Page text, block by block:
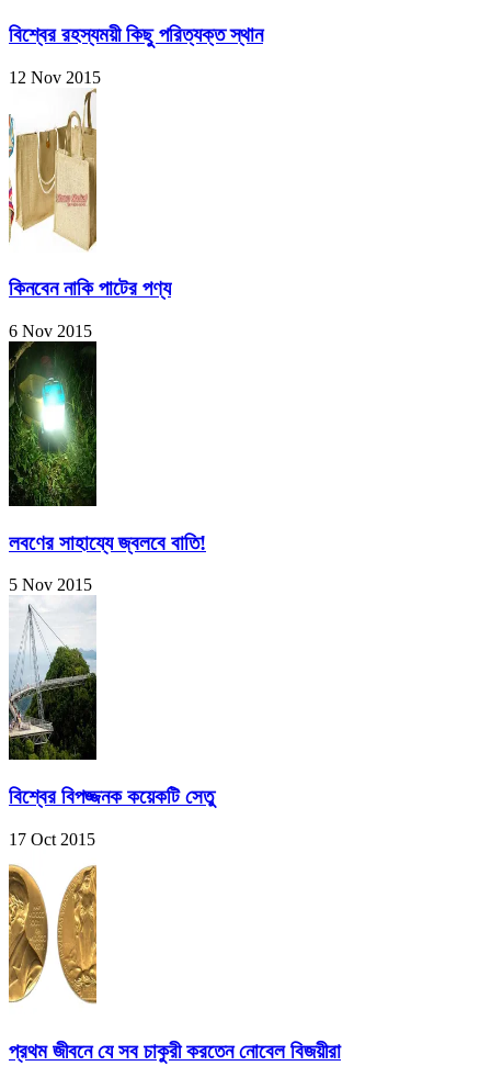
বিশ্বের রহস্যময়ী কিছু পরিত্যক্ত স্থান
12 Nov 2015
কিনবেন নাকি পাটের পণ্য
6 Nov 2015
লবণের সাহায্যে জ্বলবে বাতি!
5 Nov 2015
বিশ্বের বিপজ্জনক কয়েকটি সেতু
17 Oct 2015
প্রথম জীবনে যে সব চাকুরী করতেন নোবেল বিজয়ীরা